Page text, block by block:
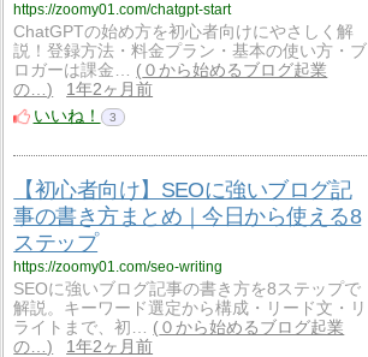
https://zoomy01.com/chatgpt-start
ChatGPTの始め方を初心者向けにやさしく解
説！登録方法・料金プラン・基本の使い方・ブ
ロガーは課金…
０から始めるブログ起業
の…
1年2ヶ月前
いいね！
3
【初心者向け】SEOに強いブログ記
事の書き方まとめ｜今日から使える8
ステップ
https://zoomy01.com/seo-writing
SEOに強いブログ記事の書き方を8ステップで
解説。キーワード選定から構成・リード文・リ
ライトまで、初…
０から始めるブログ起業
の…
1年2ヶ月前